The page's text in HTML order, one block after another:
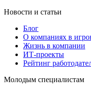
Новости и статьи
Блог
О компаниях в
Жизнь в компании
ИТ-проекты
Рейтинг
Молодым специалистам